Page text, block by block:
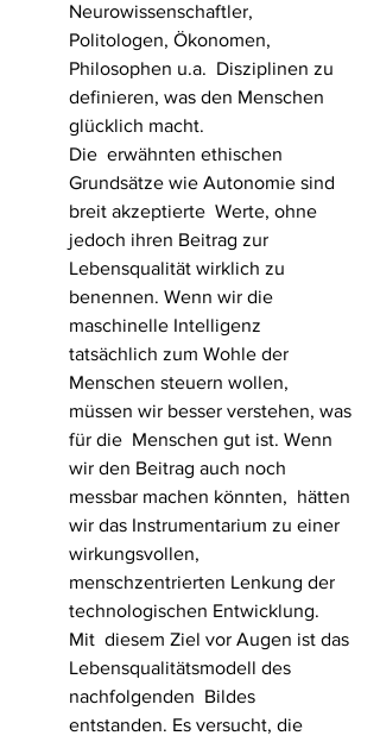
Neurowissenschaftler,
Politologen, Ökonomen,
Philosophen u.a.  Disziplinen zu
definieren, was den Menschen
glücklich macht.
Die  erwähnten ethischen
Grundsätze wie Autonomie sind
breit akzeptierte  Werte, ohne
jedoch ihren Beitrag zur
Lebensqualität wirklich zu
benennen. Wenn wir die
maschinelle Intelligenz
tatsächlich zum Wohle der
Menschen steuern wollen,
müssen wir besser verstehen, was
für die  Menschen gut ist. Wenn
wir den Beitrag auch noch
messbar machen könnten,  hätten
wir das Instrumentarium zu einer
wirkungsvollen,
menschzentrierten Lenkung der
technologischen Entwicklung.
Mit  diesem Ziel vor Augen ist das
Lebensqualitätsmodell des
nachfolgenden  Bildes
entstanden. Es versucht, die